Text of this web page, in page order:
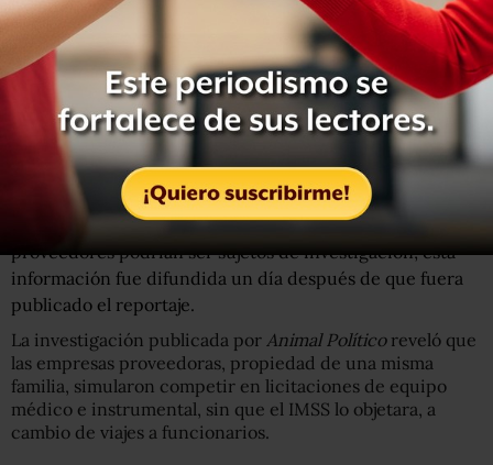
información sobre la red de empresas de Isabel Camacho
y sobre los equipos que venden a la institución.
En una carta enviada el 18 de mayo, respondió que el
Instituto no tenía abierta ninguna investigación sobre
esos proveedores, pero que la instancia que “en su caso
pudiera ofrecer información al respecto es el Órgano
Interno de Control”.
En esta respuesta el IMSS no mencionó que fuera a
consultar al Órgano Interno ni a comunicarle que algunos
proveedores podrían ser sujetos de investigación; esta
información fue difundida un día después de que fuera
publicado el reportaje.
La investigación publicada por Animal Políticoreveló que
las empresas proveedoras, propiedad de una misma
familia, simularon competir en licitaciones de equipo
médico e instrumental, sin que el IMSS lo objetara, a
cambio de viajes a funcionarios.